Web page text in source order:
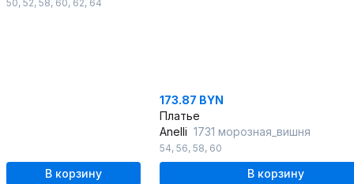
50, 52, 58, 60, 62, 64
В корзину
173.87 BYN
Платье
Anelli 1731 морозная_вишня
54, 56, 58, 60
В корзину